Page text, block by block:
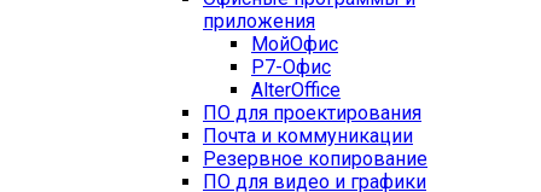
приложения
МойОфис
Р7-Офис
AlterOffice
ПО для проектирования
Почта и коммуникации
Резервное копирование
ПО для видео и графики